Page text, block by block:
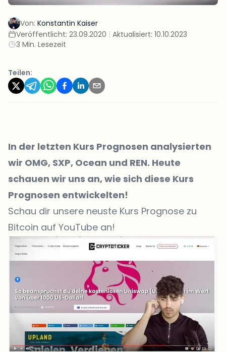
Von: Konstantin Kaiser
Veröffentlicht: 23.09.2020 | Aktualisiert: 10.10.2023
3 Min. Lesezeit
Teilen:
In der letzten Kurs Prognosen analysierten
wir OMG, SXP, Ocean und REN. Heute
schauen wir uns an, wie sich diese Kurs
Prognosen entwickelten!
Schau dir unsere neuste Kurs Prognose zu
Bitcoin auf YouTube an!